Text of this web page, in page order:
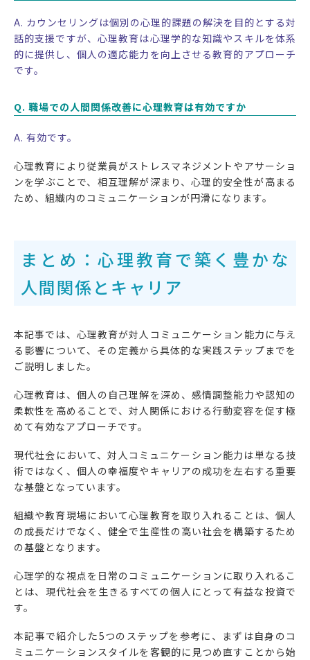
A. カウンセリングは個別の心理的課題の解決を目的とする対
話的支援ですが、心理教育は心理学的な知識やスキルを体系
的に提供し、個人の適応能力を向上させる教育的アプローチ
です。
Q. 職場での人間関係改善に心理教育は有効ですか
A. 有効です。
心理教育により従業員がストレスマネジメントやアサーショ
ンを学ぶことで、相互理解が深まり、心理的安全性が高まる
ため、組織内のコミュニケーションが円滑になります。
まとめ：心理教育で築く豊かな
人間関係とキャリア
本記事では、心理教育が対人コミュニケーション能力に与え
る影響について、その定義から具体的な実践ステップまでを
ご説明しました。
心理教育は、個人の自己理解を深め、感情調整能力や認知の
柔軟性を高めることで、対人関係における行動変容を促す極
めて有効なアプローチです。
現代社会において、対人コミュニケーション能力は単なる技
術ではなく、個人の幸福度やキャリアの成功を左右する重要
な基盤となっています。
組織や教育現場において心理教育を取り入れることは、個人
の成長だけでなく、健全で生産性の高い社会を構築するため
の基盤となります。
心理学的な視点を日常のコミュニケーションに取り入れるこ
とは、現代社会を生きるすべての個人にとって有益な投資で
す。
本記事で紹介した5つのステップを参考に、まずは自身のコ
ミュニケーションスタイルを客観的に見つめ直すことから始